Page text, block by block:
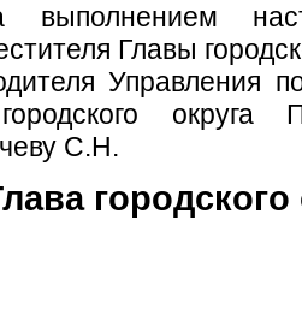
Главы
Управления
округа
С.Н.
городского